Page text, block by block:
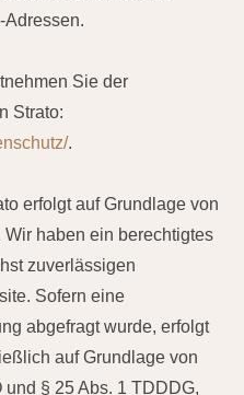
Adressen.
Sie der
Strato:
.
erfolgt auf Grundlage von
Wir haben ein berechtigtes
zuverlässigen
Sofern eine
abgefragt wurde, erfolgt
auf Grundlage von
§ 25 Abs. 1 TDDDG,